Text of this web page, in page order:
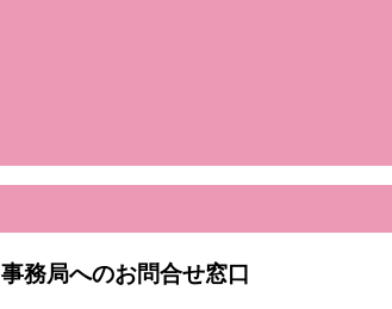
事務局へのお問合せ窓口